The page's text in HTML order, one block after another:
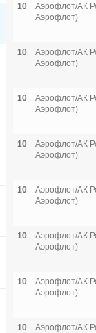
10
Аэрофлот/АК
Аэрофлот)
10
Аэрофлот/АК
Аэрофлот)
10
Аэрофлот/АК
Аэрофлот)
10
Аэрофлот/АК
Аэрофлот)
10
Аэрофлот/АК
Аэрофлот)
10
Аэрофлот/АК
Аэрофлот)
10
Аэрофлот/АК
Аэрофлот)
10
Аэрофлот/АК